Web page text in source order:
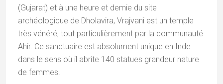
(Gujarat) et à une heure et demie du site
archéologique de Dholavira, Vrajvani est un temple
très vénéré, tout particulièrement par la communauté
Ahir. Ce sanctuaire est absolument unique en Inde
dans le sens où il abrite 140 statues grandeur nature
de femmes.